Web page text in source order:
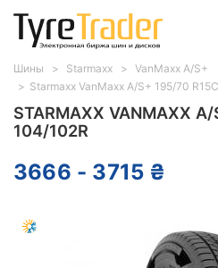
STARMAXX VANMAXX
104/102R
3666 - 3715 ₴
Шины Starmaxx
VanMaxx A/S+
Starmaxx VanMaxx A/S+ 195/70